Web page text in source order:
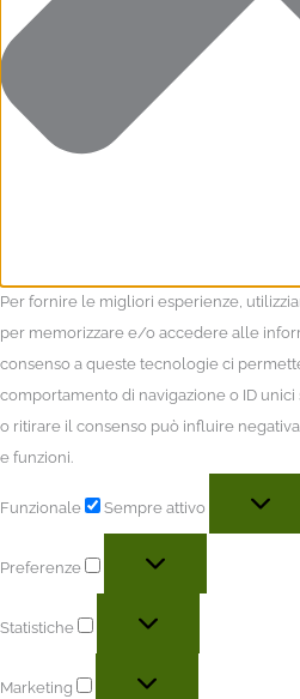
Per fornire le migliori esperienze,
per memorizzare e/o accedere alle
consenso a queste tecnologie ci
comportamento di navigazione o ID
o ritirare il consenso può influire
e funzioni.
Funzionale Sempre attivo
Preferenze
Statistiche
Marketing